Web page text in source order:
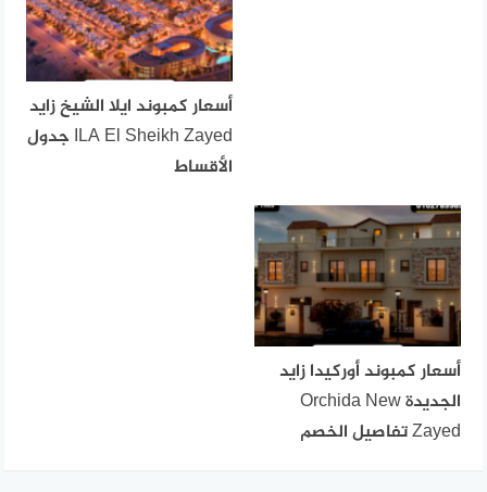
أسعار كمبوند ايلا الشيخ زايد
ILA El Sheikh Zayed جدول
الأقساط
أسعار كمبوند أوركيدا زايد
الجديدة Orchida New
Zayed تفاصيل الخصم